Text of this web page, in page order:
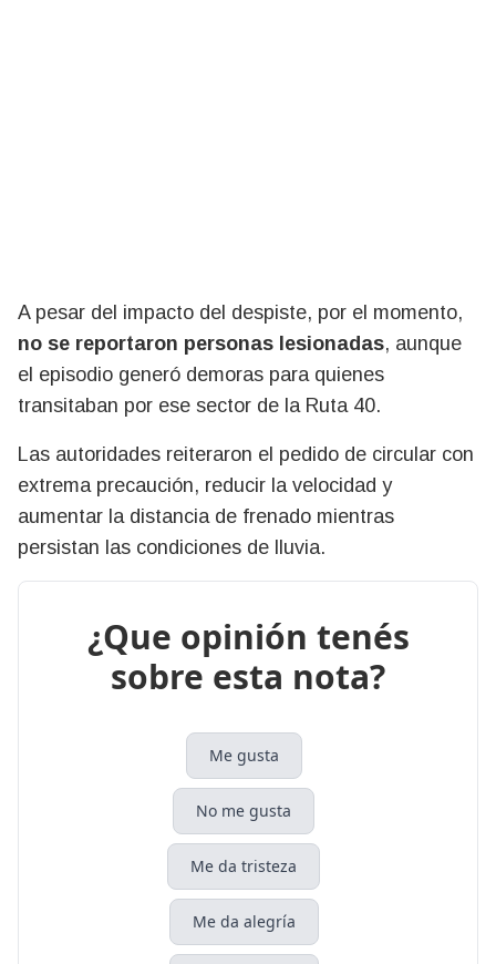
A pesar del impacto del despiste, por el momento,
no se reportaron personas lesionadas, aunque
el episodio generó demoras para quienes
transitaban por ese sector de la Ruta 40.
Las autoridades reiteraron el pedido de circular con
extrema precaución, reducir la velocidad y
aumentar la distancia de frenado mientras
persistan las condiciones de lluvia.
¿Que opinión tenés
sobre esta nota?
Me gusta
No me gusta
Me da tristeza
Me da alegría